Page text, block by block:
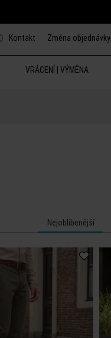
Kontakt Změna objednávky
VRÁCENÍ | VÝMĚNA
Nejoblíbenější